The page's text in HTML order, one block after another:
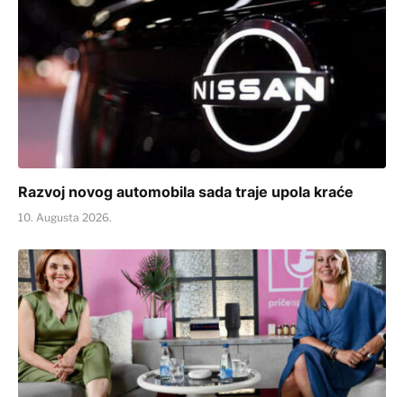
Razvoj novog automobila sada traje upola kraće
10. Augusta 2026.